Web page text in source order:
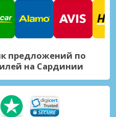
Город
Италия
Город
предложений по
на Сардинии